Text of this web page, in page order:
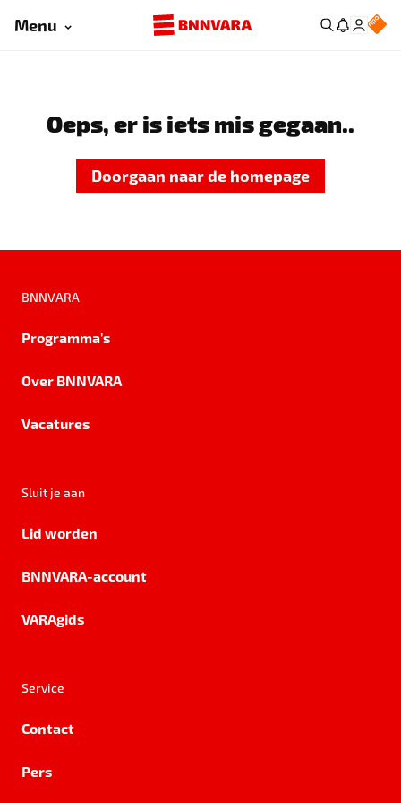
Menu
Oeps, er is iets mis gegaan..
Doorgaan naar de homepage
BNNVARA
Programma's
Over BNNVARA
Vacatures
Sluit je aan
Lid worden
BNNVARA-account
VARAgids
Service
Contact
Pers